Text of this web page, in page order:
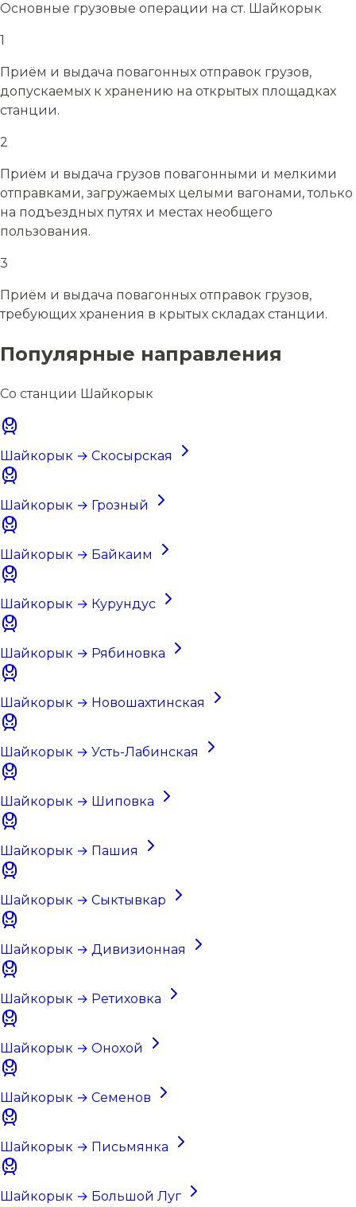
Основные грузовые операции на ст. Шайкорык
1
Приём и выдача повагонных отправок грузов,
допускаемых к хранению на открытых площадках
станции.
2
Приём и выдача грузов повагонными и мелкими
отправками, загружаемых целыми вагонами, только
на подъездных путях и местах необщего
пользования.
3
Приём и выдача повагонных отправок грузов,
требующих хранения в крытых складах станции.
Популярные направления
Со станции Шайкорык
Шайкорык → Скосырская
Шайкорык → Грозный
Шайкорык → Байкаим
Шайкорык → Курундус
Шайкорык → Рябиновка
Шайкорык → Новошахтинская
Шайкорык → Усть-Лабинская
Шайкорык → Шиповка
Шайкорык → Пашия
Шайкорык → Сыктывкар
Шайкорык → Дивизионная
Шайкорык → Ретиховка
Шайкорык → Онохой
Шайкорык → Семенов
Шайкорык → Письмянка
Шайкорык → Большой Луг